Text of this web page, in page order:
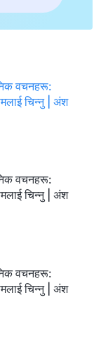
वचनहरू:
चिन्‍नु | अंश
वचनहरू:
चिन्‍नु | अंश
वचनहरू:
चिन्‍नु | अंश